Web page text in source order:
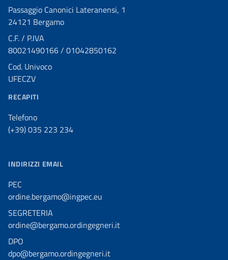
Passaggio Canonici Lateranensi, 1
24121 Bergamo
C.F. / P.IVA
80021490166 / 01042850162
Cod. Univoco
UFECZV
RECAPITI
Telefono
(+39) 035 223 234
INDIRIZZI EMAIL
PEC
ordine.bergamo@ingpec.eu
SEGRETERIA
ordine@bergamo.ordingegneri.it
DPO
dpo@bergamo.ordingegneri.it